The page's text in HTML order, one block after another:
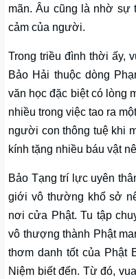
mãn. Âu cũng là nhờ sự
cảm của người.
Trong triều đình thời ấy,
Bảo Hải thuộc dòng
văn học đặc biệt có lòng
nhiều trong việc tao ra
người con thông tuệ khi
kính tặng nhiều báu vật
Bảo Tạng trí lực uyên
giới vô thường khổ sở
nơi cửa Phật. Tu tập
vô thượng thành Phật
thơm danh tốt của Phật
Niệm biết đến. Từ đó,